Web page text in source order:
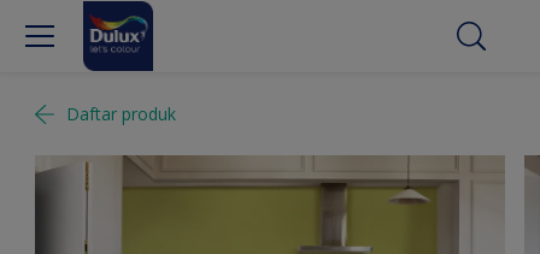
Daftar produk